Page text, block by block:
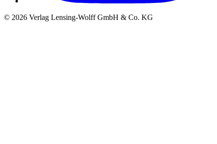
© 2026 Verlag Lensing-Wolff GmbH & Co. KG